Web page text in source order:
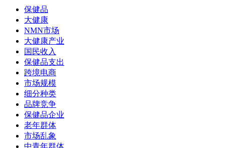
保健品
大健康
NMN市场
大健康产业
国民收入
保健品支出
跨境电商
市场规模
细分种类
品牌竞争
保健品企业
老年群体
市场乱象